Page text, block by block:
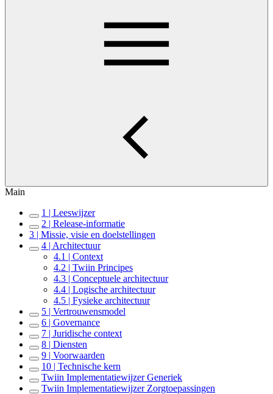
Main
1 | Leeswijzer
2 | Release-informatie
3 | Missie, visie en doelstellingen
4 | Architectuur
4.1 | Context
4.2 | Twiin Principes
4.3 | Conceptuele architectuur
4.4 | Logische architectuur
4.5 | Fysieke architectuur
5 | Vertrouwensmodel
6 | Governance
7 | Juridische context
8 | Diensten
9 | Voorwaarden
10 | Technische kern
Twiin Implementatiewijzer Generiek
Twiin Implementatiewijzer Zorgtoepassingen